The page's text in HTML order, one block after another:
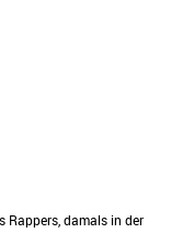
Rappers, damals in der